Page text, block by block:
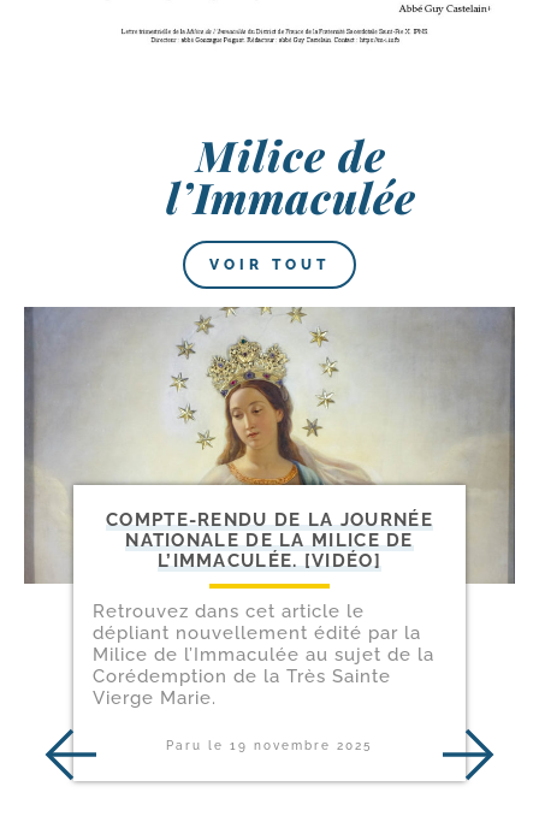
Milice de
l’Immaculée
VOIR TOUT
COMPTE-​RENDU DE LA JOUR­NÉE
NATIO­NALE DE LA MILICE DE
L’IMMACULÉE. [VIDÉO]
Retrouvez dans cet article le
dépliant nou­vel­le­ment édi­té par la
Milice de l’Immaculée au sujet de la
Corédemption de la Très Sainte
Vierge Marie.
Paru le19 novembre 2025